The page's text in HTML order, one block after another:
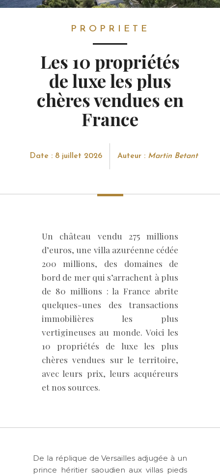
PROPRIETE
Les 10 propriétés
de luxe les plus
chères vendues en
France
Date : 8 juillet 2026 Auteur : Martin Betant
Un château vendu 275 millions
d’euros, une villa azuréenne cédée
200 millions, des domaines de
bord de mer qui s’arrachent à plus
de 80 millions : la France abrite
quelques-unes des transactions
immobilières les plus
vertigineuses au monde. Voici les
10 propriétés de luxe les plus
chères vendues sur le territoire,
avec leurs prix, leurs acquéreurs
et nos sources.
De la réplique de Versailles adjugée à un
prince héritier saoudien aux villas pieds